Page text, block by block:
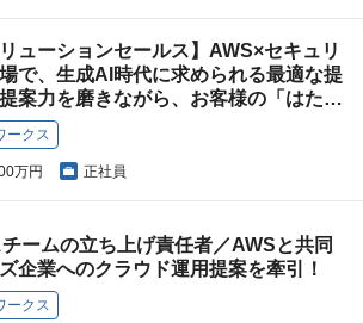
ューションセールス】AWS×セキュリ
で、生成AI時代に求められる最適な提
案力を磨きながら、お客様の「はたら
ていきましょう！
ークス
万円 正社員
ームの立ち上げ責任者／AWSと共同
企業へのクラウド運用提案を牽引！
ークス